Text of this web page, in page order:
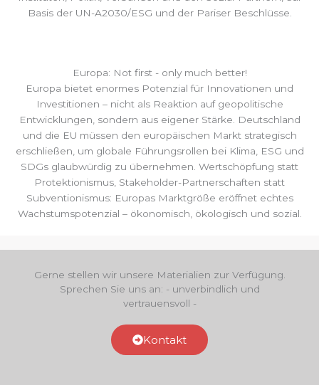
Basis der UN-A2030/ESG und der Pariser Beschlüsse.
Europa: Not first - only much better!
Europa bietet enormes Potenzial für Innovationen und
Investitionen – nicht als Reaktion auf geopolitische
Entwicklungen, sondern aus eigener Stärke. Deutschland
und die EU müssen den europäischen Markt strategisch
erschließen, um globale Führungsrollen bei Klima, ESG und
SDGs glaubwürdig zu übernehmen. Wertschöpfung statt
Protektionismus, Stakeholder-Partnerschaften statt
Subventionismus: Europas Marktgröße eröffnet echtes
Wachstumspotenzial – ökonomisch, ökologisch und sozial.
Gerne stellen wir unsere Materialien zur Verfügung.
Sprechen Sie uns an: - unverbindlich und
vertrauensvoll -
Kontakt